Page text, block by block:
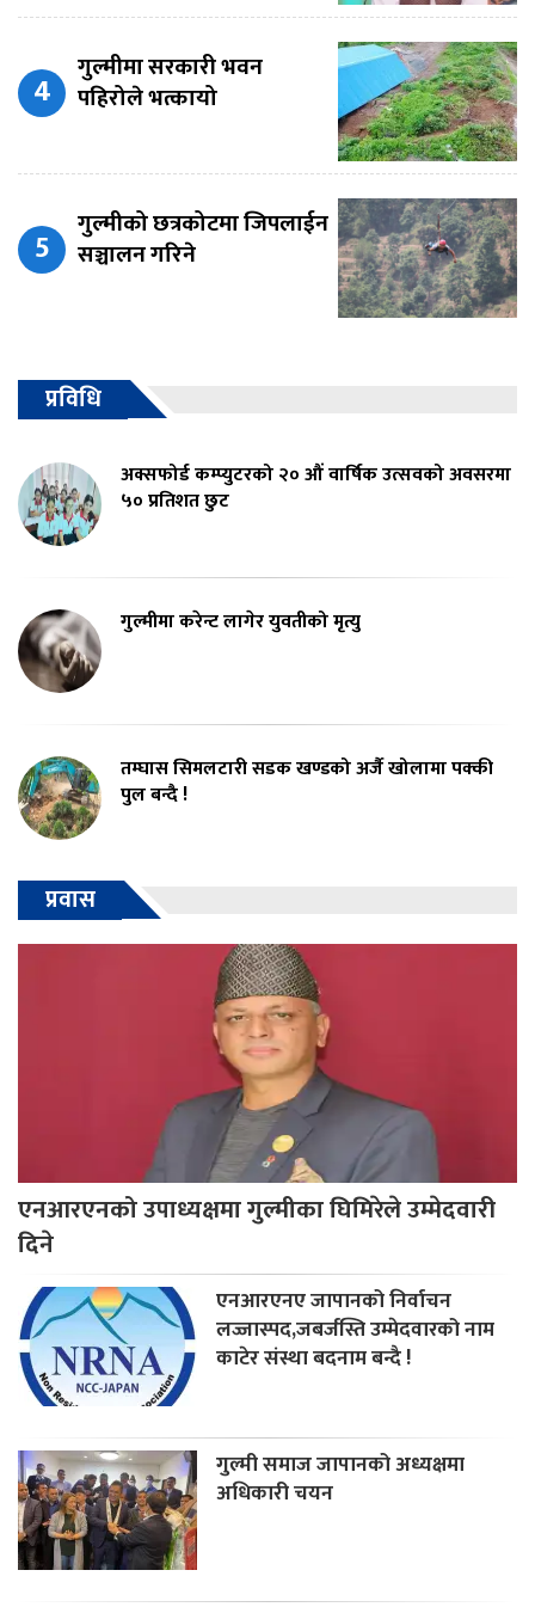
गुल्मीमा सरकारी भवन
पहिरोले भत्कायो
गुल्मीको छत्रकोटमा जिपलाईन
सञ्चालन गरिने
प्रविधि
अक्सफोर्ड कम्प्युटरको २० औं वार्षिक उत्सवको अवसरमा
५० प्रतिशत छुट
गुल्मीमा करेन्ट लागेर युवतीको मृत्यु
तम्घास सिमलटारी सडक खण्डको अर्जै खोलामा पक्की
पुल बन्दै !
प्रवास
एनआरएनको उपाध्यक्षमा गुल्मीका घिमिरेले उम्मेदवारी
दिने
एनआरएनए जापानको निर्वाचन
लज्जास्पद,जबर्जस्ति उम्मेदवारको नाम
काटेर संस्था बदनाम बन्दै !
गुल्मी समाज जापानको अध्यक्षमा
अधिकारी चयन